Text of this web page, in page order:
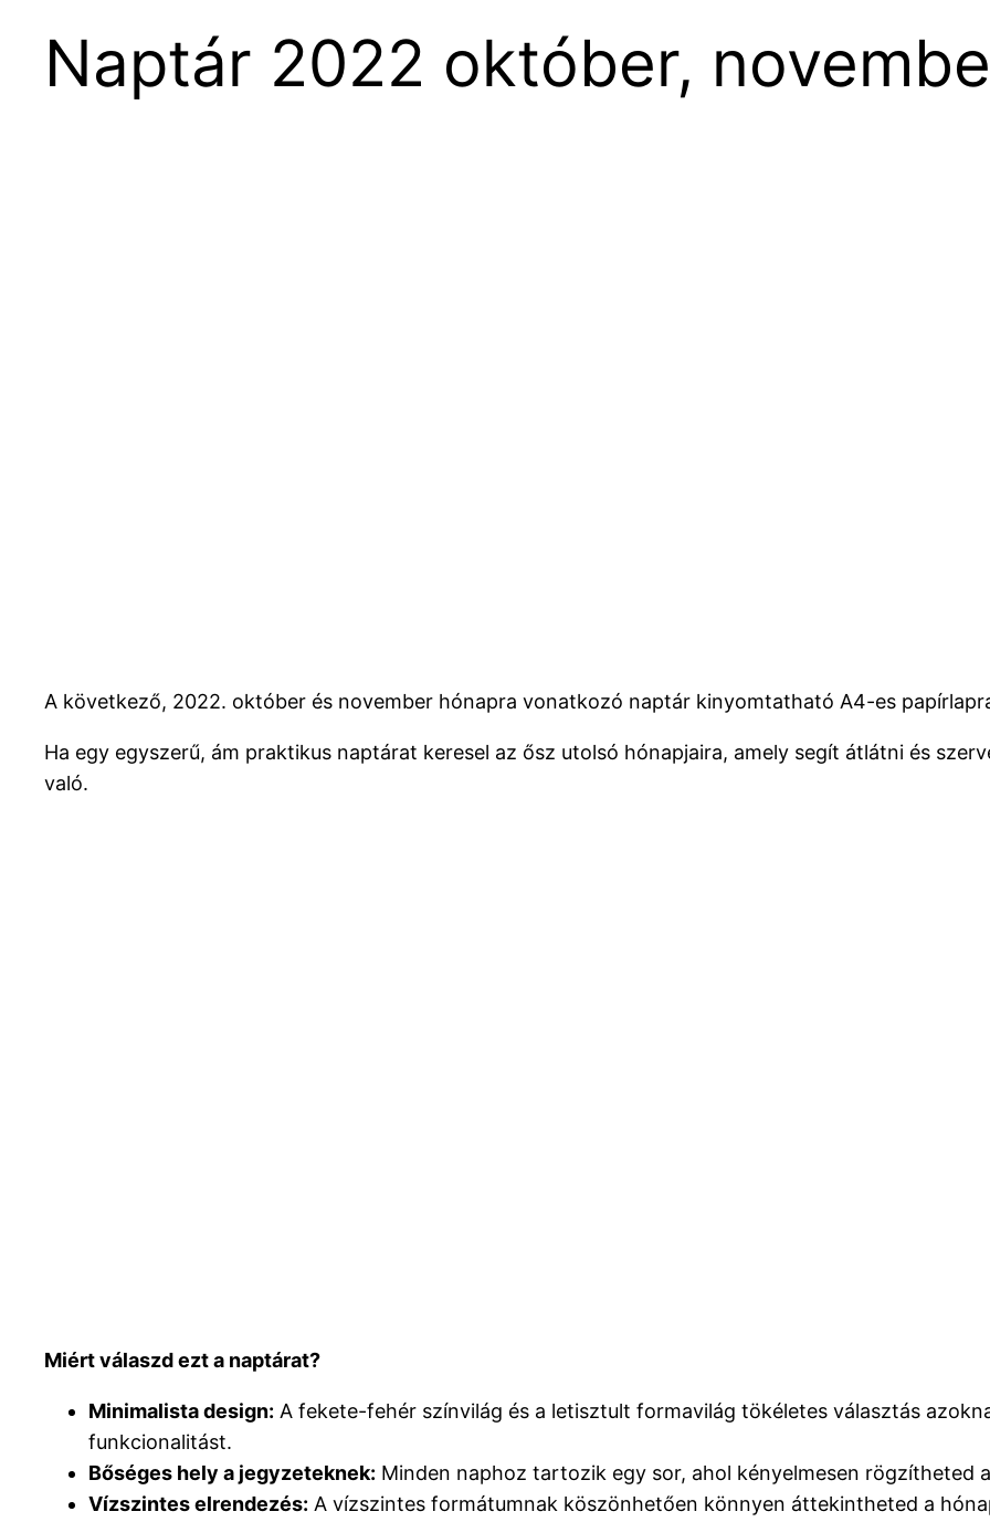
Naptár 2022 október,
A következő, 2022. október és november hónapra vonatkozó naptár kinyomtatható A4-es
Ha egy egyszerű, ám praktikus naptárat keresel az ősz utolsó hónapjaira, amely segít átlátni és
való.
Miért válaszd ezt a naptárat?
Minimalista design: A fekete-fehér színvilág és a letisztult formavilág tökéletes választás
funkcionalitást.
Bőséges hely a jegyzeteknek: Minden naphoz tartozik egy sor, ahol kényelmesen
Vízszintes elrendezés: A vízszintes formátumnak köszönhetően könnyen áttekintheted a